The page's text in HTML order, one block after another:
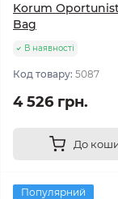
Korum
Bag
В наявності
Код товару: 5087
4 526 грн.
До
Популярний